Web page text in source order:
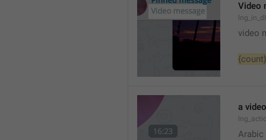
Video
video
{count}
a
Arabic